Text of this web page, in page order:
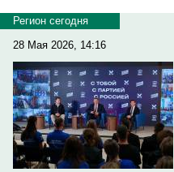
Регион сегодня
28 Мая 2026, 14:16